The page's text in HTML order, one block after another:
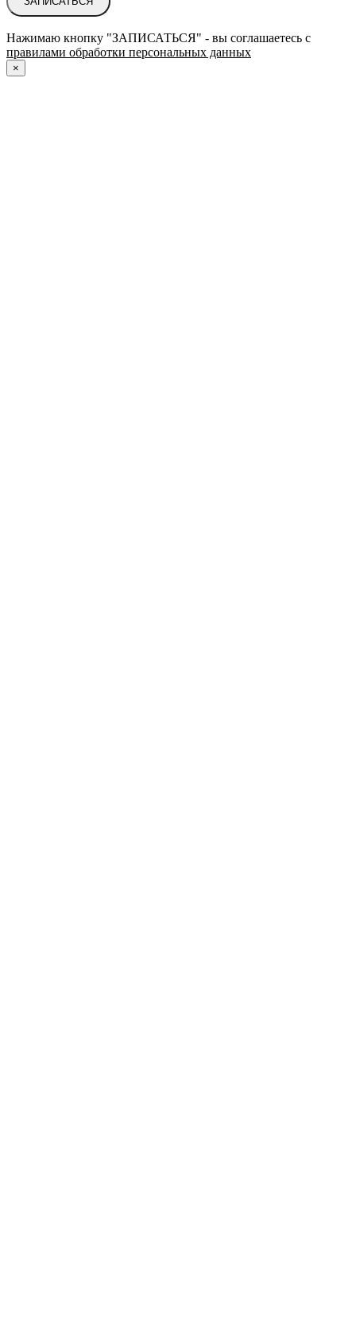
Нажимаю кнопку "ЗАПИСАТЬСЯ" - вы соглашаетесь с
правилами обработки персональных данных
×